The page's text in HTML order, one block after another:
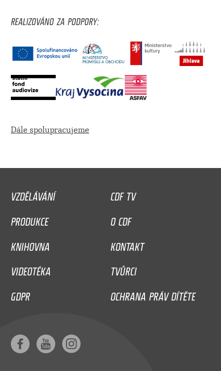
REALIZOVÁNO ZA PODPORY:
Dále spolupracujeme
VZDĚLÁVÁNÍ
CDF TV
PRODUKCE
O CDF
KNIHOVNA
KONTAKT
VIDEOTÉKA
TVŮRCI
GDPR
OCHRANA PRÁV DÍTĚTE